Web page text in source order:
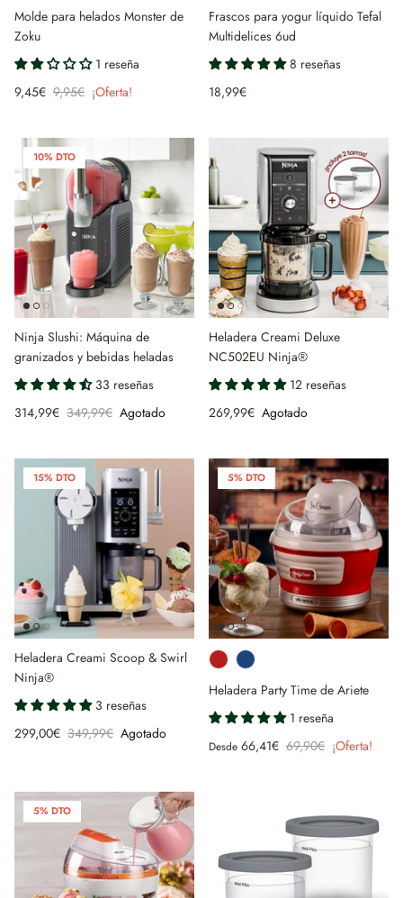
Molde para helados Monster de
Zoku
1 reseña
9,45€ 9,95€ ¡Oferta!
Frascos para yogur líquido Tefal
Multidelices 6ud
8 reseñas
18,99€
10% DTO
Ninja Slushi: Máquina de
granizados y bebidas heladas
33 reseñas
314,99€ 349,99€ Agotado
Heladera Creami Deluxe
NC502EU Ninja®
12 reseñas
269,99€ Agotado
15% DTO
Heladera Creami Scoop & Swirl
Ninja®
3 reseñas
299,00€ 349,99€ Agotado
5% DTO
Heladera Party Time de Ariete
1 reseña
Desde 66,41€ 69,90€ ¡Oferta!
5% DTO